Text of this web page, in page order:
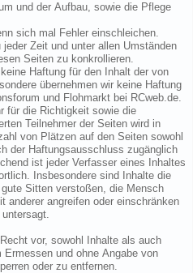
und der Aufbau, sowie die Pflege
sich mal Fehler einschleichen.
Zeit und unter allen Umständen
Seiten zu konkrollieren.
Haftung für den Inhalt der von
übernehmen wir keine Haftung
und Flohmarkt bei RCweb.de.
für die Richtigkeit sowie die
Teilnehmer der Seiten wird in
von Plätzen auf den Seiten sowohl
der Haftungsausschluss zugänglich
ist jeder Verfasser eines Inhaltes
Insbesondere sind Inhalte die
Sitten verstoßen, die Mensch
anderer angreifen oder einschränken
vor, sowohl Inhalte als auch
und ohne Angabe von
oder zu entfernen.